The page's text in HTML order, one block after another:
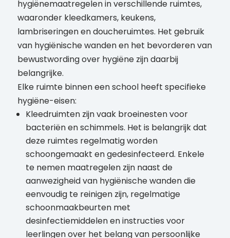
hygiënemaatregelen in verschillende ruimtes,
waaronder kleedkamers, keukens,
lambriseringen en doucheruimtes. Het gebruik
van hygiënische wanden en het bevorderen van
bewustwording over hygiëne zijn daarbij
belangrijke.
Elke ruimte binnen een school heeft specifieke
hygiëne-eisen:
Kleedruimten zijn vaak broeinesten voor
bacteriën en schimmels. Het is belangrijk dat
deze ruimtes regelmatig worden
schoongemaakt en gedesinfecteerd. Enkele
te nemen maatregelen zijn naast de
aanwezigheid van hygiënische wanden die
eenvoudig te reinigen zijn, regelmatige
schoonmaakbeurten met
desinfectiemiddelen en instructies voor
leerlingen over het belang van persoonlijke